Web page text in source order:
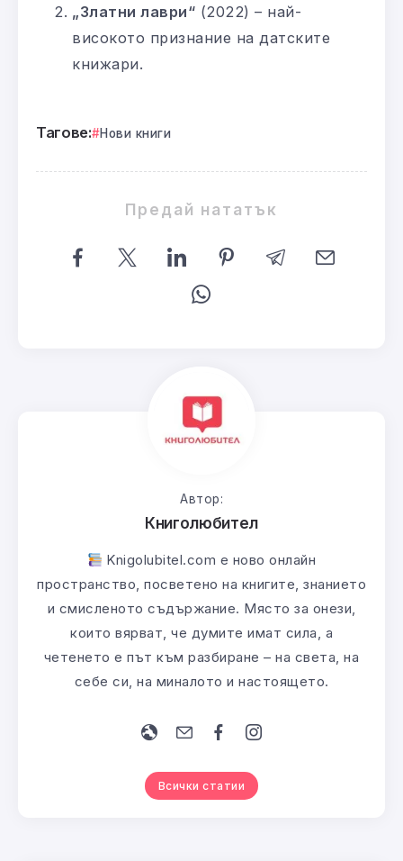
„Златни лаври“ (2022) – най-
високото признание на датските
книжари.
Тагове: Нови книги
Предай нататък
Автор:
Книголюбител
Knigolubitel.com е ново онлайн
пространство, посветено на книгите, знанието
и смисленото съдържание. Място за онези,
които вярват, че думите имат сила, а
четенето е път към разбиране – на света, на
себе си, на миналото и настоящето.
Всички статии